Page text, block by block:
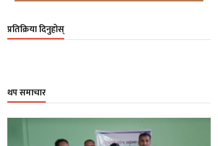
प्रतिक्रिया दिनुहोस्
थप समाचार